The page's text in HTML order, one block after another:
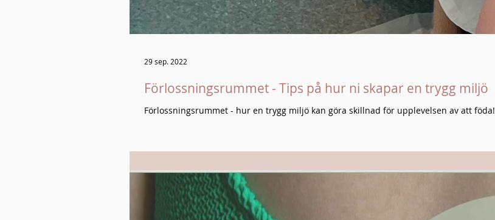
Förlossningsrummet - Tips på hur ni skapar en trygg miljö
Förlossningsrummet - hur en trygg miljö kan göra skillnad för upplevelsen av att föda!
29 sep. 2022